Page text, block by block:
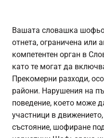
Вашата словашка
отнета, ограничена или
компетентен орган в
като те могат да
Прекомерни разходи,
райони. Нарушения на
поведение, което може
участници в
състояние, шофиране